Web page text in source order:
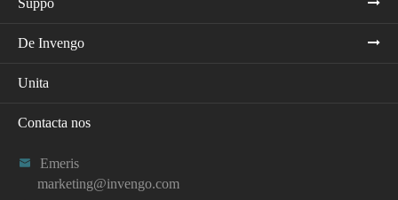
Suppo
De Invengo
Unita
Contacta nos

Emeris
marketing@invengo.com